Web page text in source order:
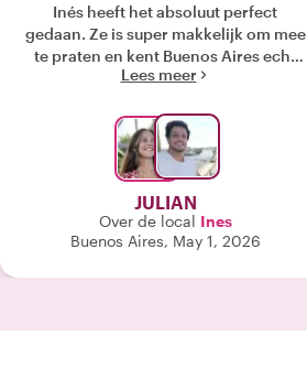
Inés heeft het absoluut perfect
gedaan. Ze is super makkelijk om mee
te praten en kent Buenos Aires echt
van binnen en van buiten, niet alleen
dagelijks leven, de kunst en de
alles aan aan waar ik zin in had,
waardoor de hele ervaring heel
ontspannen aanvoelde. We verkenden
een aantal geweldige plekken die ik
nooit zelf had ontdekt, een mix van
beroemde plekken met meer
Lees meer
JULIAN
Over de local Ines
Buenos Aires, May 1, 2026